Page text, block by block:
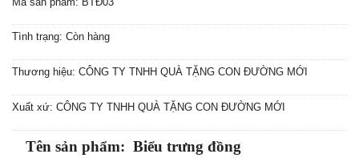
Tình trạng: Còn hàng
Thương hiệu: CÔNG TY TNHH QUÀ TẶNG CON ĐƯỜNG MỚI
Xuất xứ: CÔNG TY TNHH QUÀ TẶNG CON ĐƯỜNG MỚI
Tên sản phẩm: Biểu trưng đồng